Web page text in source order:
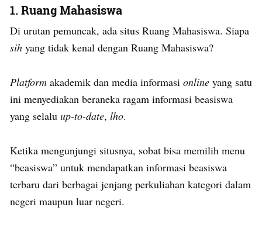
1. Ruang Mahasiswa
Di urutan pemuncak, ada situs Ruang Mahasiswa. Siapa
sih yang tidak kenal dengan Ruang Mahasiswa?
Platform akademik dan media informasi online yang satu
ini menyediakan beraneka ragam informasi beasiswa
yang selalu up-to-date, lho.
Ketika mengunjungi situsnya, sobat bisa memilih menu
“beasiswa” untuk mendapatkan informasi beasiswa
terbaru dari berbagai jenjang perkuliahan kategori dalam
negeri maupun luar negeri.